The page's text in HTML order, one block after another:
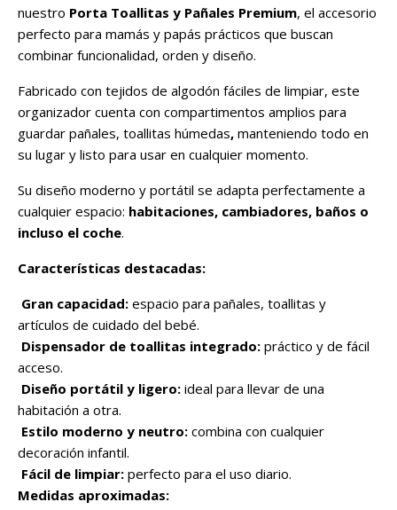
nuestro Porta Toallitas y Pañales Premium, el accesorio
perfecto para mamás y papás prácticos que buscan
combinar funcionalidad, orden y diseño.
Fabricado con tejidos de algodón fáciles de limpiar, este
organizador cuenta con compartimentos amplios para
guardar pañales, toallitas húmedas, manteniendo todo en
su lugar y listo para usar en cualquier momento.
Su diseño moderno y portátil se adapta perfectamente a
cualquier espacio: habitaciones, cambiadores, baños o
incluso el coche.
Características destacadas:
Gran capacidad: espacio para pañales, toallitas y
artículos de cuidado del bebé.
Dispensador de toallitas integrado: práctico y de fácil
acceso.
Diseño portátil y ligero: ideal para llevar de una
habitación a otra.
Estilo moderno y neutro: combina con cualquier
decoración infantil.
Fácil de limpiar: perfecto para el uso diario.
Medidas aproximadas: